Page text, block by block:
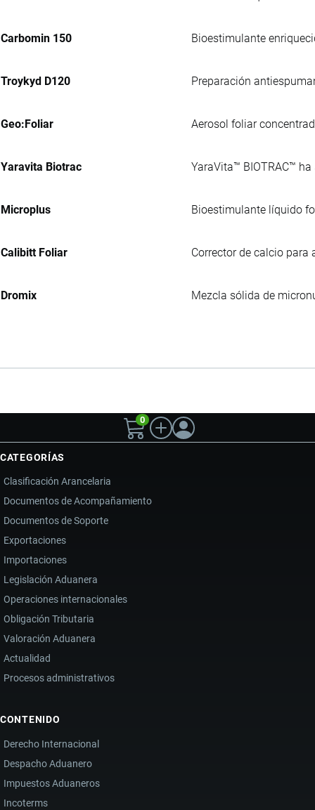
Carbomin 150 Bioestimulante
Troykyd D120 Preparación
Geo:Foliar Aerosol foliar
Yaravita Biotrac YaraVita™ BIOTRAC™
Microplus Bioestimulante líquido
Calibitt Foliar Corrector de calcio
Dromix Mezcla sólida de
0
CATEGORÍAS
Clasificación Arancelaria
Documentos de Acompañamiento
Documentos de Soporte
Exportaciones
Importaciones
Legislación Aduanera
Operaciones internacionales
Obligación Tributaria
Valoración Aduanera
Actualidad
Procesos administrativos
CONTENIDO
Derecho Internacional
Despacho Aduanero
Impuestos Aduaneros
Incoterms